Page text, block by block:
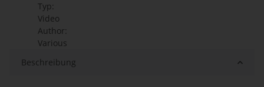
Typ:
Video
Author:
Various
Beschreibung